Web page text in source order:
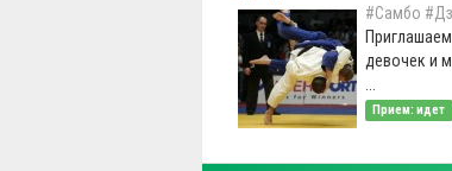
#Самбо
девочек и
Прием: идет